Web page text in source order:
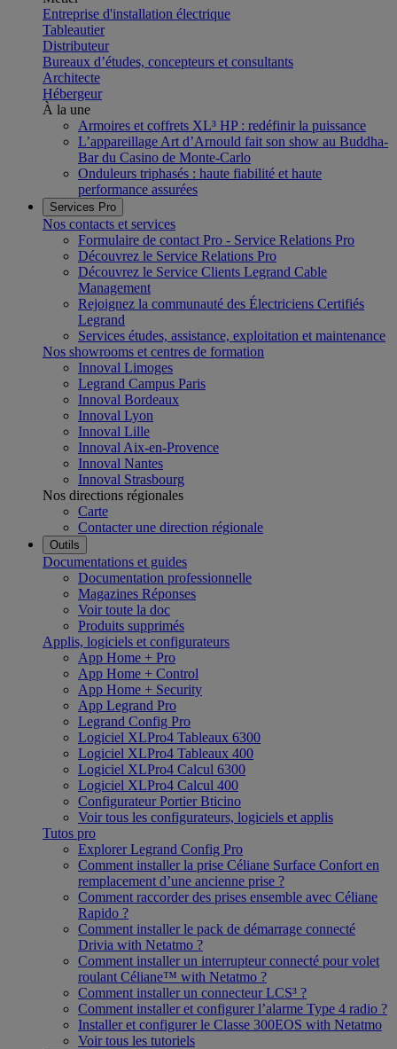
Entreprise d'installation électrique
Tableautier
Distributeur
Bureaux d’études, concepteurs et consultants
Architecte
Hébergeur
À la une
Armoires et coffrets XL³ HP : redéfinir la puissance
L’appareillage Art d’Arnould fait son show au Buddha-
Bar du Casino de Monte-Carlo
Onduleurs triphasés : haute fiabilité et haute
performance assurées
Services Pro
Nos contacts et services
Formulaire de contact Pro - Service Relations Pro
Découvrez le Service Relations Pro
Découvrez le Service Clients Legrand Cable
Management
Rejoignez la communauté des Électriciens Certifiés
Legrand
Services études, assistance, exploitation et maintenance
Nos showrooms et centres de formation
Innoval Limoges
Legrand Campus Paris
Innoval Bordeaux
Innoval Lyon
Innoval Lille
Innoval Aix-en-Provence
Innoval Nantes
Innoval Strasbourg
Nos directions régionales
Carte
Contacter une direction régionale
Outils
Documentations et guides
Documentation professionnelle
Magazines Réponses
Voir toute la doc
Produits supprimés
Applis, logiciels et configurateurs
App Home + Pro
App Home + Control
App Home + Security
App Legrand Pro
Legrand Config Pro
Logiciel XLPro4 Tableaux 6300
Logiciel XLPro4 Tableaux 400
Logiciel XLPro4 Calcul 6300
Logiciel XLPro4 Calcul 400
Configurateur Portier Bticino
Voir tous les configurateurs, logiciels et applis
Tutos pro
Explorer Legrand Config Pro
Comment installer la prise Céliane Surface Confort en
remplacement d’une ancienne prise ?
Comment raccorder des prises ensemble avec Céliane
Rapido ?
Comment installer le pack de démarrage connecté
Drivia with Netatmo ?
Comment installer un interrupteur connecté pour volet
roulant Céliane™ with Netatmo ?
Comment installer un connecteur LCS³ ?
Comment installer et configurer l’alarme Type 4 radio ?
Installer et configurer le Classe 300EOS with Netatmo
Voir tous les tutoriels